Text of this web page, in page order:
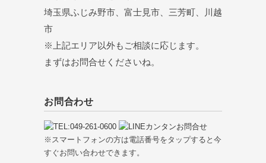
埼玉県ふじみ野市、富士見市、三芳町、川越
市
※上記エリア以外もご相談に応じます。
まずはお問合せくださいね。
お問合わせ
※スマートフォンの方は電話番号をタップすると今
すぐお問い合わせできます。